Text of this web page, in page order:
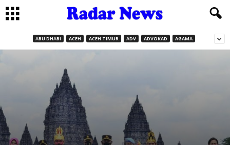
ABU DHABI ACEH ACEH TIMUR ADV ADVOKAD AGAMA